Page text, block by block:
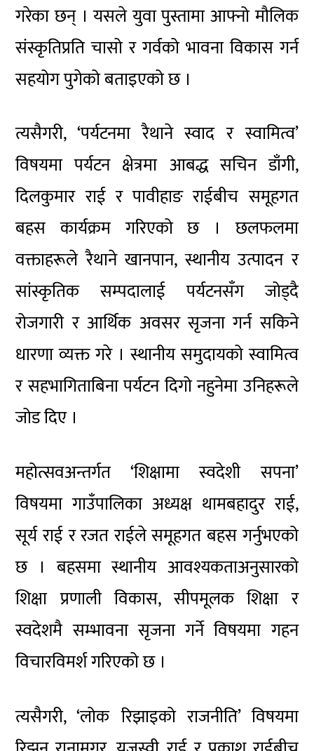
गरेका छन् । यसले युवा पुस्तामा आफ्नो मौलिक
संस्कृतिप्रति चासो र गर्वको भावना विकास गर्न
सहयोग पुगेको बताइएको छ ।
त्यसैगरी, ‘पर्यटनमा रैथाने स्वाद र स्वामित्व’
विषयमा पर्यटन क्षेत्रमा आबद्ध सचिन डाँगी,
दिलकुमार राई र पावीहाङ राईबीच समूहगत
बहस कार्यक्रम गरिएको छ । छलफलमा
वक्ताहरूले रैथाने खानपान, स्थानीय उत्पादन र
सांस्कृतिक सम्पदालाई पर्यटनसँग जोड्दै
रोजगारी र आर्थिक अवसर सृजना गर्न सकिने
धारणा व्यक्त गरे । स्थानीय समुदायको स्वामित्व
र सहभागिताबिना पर्यटन दिगो नहुनेमा उनिहरूले
जोड दिए ।
महोत्सवअन्तर्गत ‘शिक्षामा स्वदेशी सपना’
विषयमा गाउँपालिका अध्यक्ष थामबहादुर राई,
सूर्य राई र रजत राईले समूहगत बहस गर्नुभएको
छ । बहसमा स्थानीय आवश्यकताअनुसारको
शिक्षा प्रणाली विकास, सीपमूलक शिक्षा र
स्वदेशमै सम्भावना सृजना गर्ने विषयमा गहन
विचारविमर्श गरिएको छ ।
त्यसैगरी, ‘लोक रिझाइको राजनीति’ विषयमा